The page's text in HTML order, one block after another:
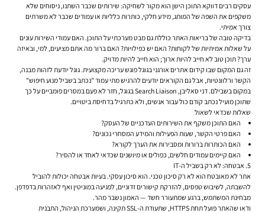
עסקים רבים דווקא התוכן הישן הוא מקור לשחיקה: שירותים שכבר השתנו, ניסוחים שלא
משקפים את השפה של המותג, מידע חלקי, כותרות כלליות או עמודים שכבר לא משרתים
צורך אמיתי.
בדיקה טובה של בריאות האתר כוללת גם מבט מערכתי על התוכן. האם עמודי השירות עונים
על שאלות אמיתיות של לקוחות? האם יש כפילויות? האם ברור מה אתם מציעים, למי, ובאיזה
ערך? תוכן טוב לא חייב להיות ארוך; הוא חייב להיות מדויק.
זה גם המקום שבו קידום אתרים אורגני בגוגל פוגש עריכה מקצועית. גוגל יודעת לזהות מבנה,
הקשר ורלוונטיות, אבל גם הקוראים יודעים להרגיש מתי עמוד "נכתב בשביל מנוע חיפוש"
במקום בשבילם. דני סאליבן, Search Liaison בגוגל, חזר לא פעם במסרים פומביים על כך
שתוכן מועיל נכתב קודם כול עבור אנשים, ולא כתרגיל בדחיסת ביטויים.
שאלות שכדאי לשאול
האם התוכן משקף את השירותים העדכניים של העסק?
האם פרטי הקשר, שעות הפעילות והמידע המסחרי נכונים?
האם הכותרות ברורות ומסבירות את הערך לקורא?
האם קיימים עמודים חלשים, כפולים או מיושנים שכדאי לאחד או להסיר?
5. אבטחה: לא רק בשביל ה-IT
אתר לא מאובטח הוא לא רק סיכון טכני. הוא סיכון עסקי. בעיות אבטחה יכולות להוביל
להשבתה, לשיבוש טפסים, להזרקת קישורים זדוניים, לפגיעה במוניטין ואף לאזהרות בדפדפן.
מבחינת המשתמש, ברגע שמתעורר חשד — האמון נשבר מהר.
ודאו שהאתר פועל תחת HTTPS, שתעודת ה-SSL תקינה, ושמערכת הניהול, התבנית